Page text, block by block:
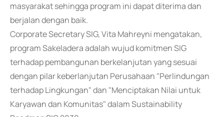
masyarakat sehingga program ini dapat diterima dan
berjalan dengan baik.
Corporate Secretary SIG, Vita Mahreyni mengatakan,
program Sakeladera adalah wujud komitmen SIG
terhadap pembangunan berkelanjutan yang sesuai
dengan pilar keberlanjutan Perusahaan "Perlindungan
terhadap Lingkungan" dan "Menciptakan Nilai untuk
Karyawan dan Komunitas" dalam Sustainability